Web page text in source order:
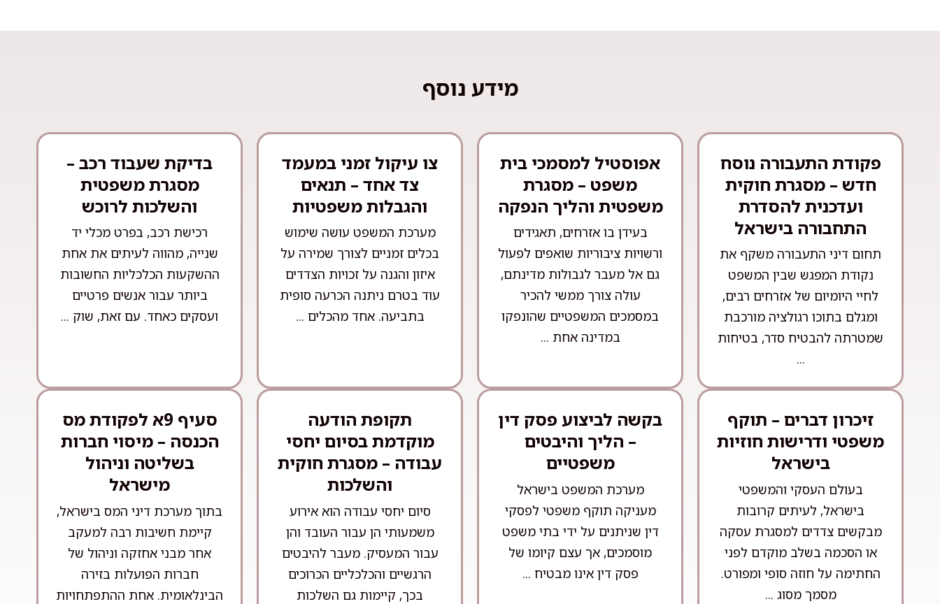
מידע נוסף
פקודת התעבורה נוסח
חדש – מסגרת חוקית
ועדכנית להסדרת
התחבורה בישראל
תחום דיני התעבורה משקף את
נקודת המפגש שבין המשפט
לחיי היומיום של אזרחים רבים,
ומגלם בתוכו רגולציה מורכבת
שמטרתה להבטיח סדר, בטיחות
...
אפוסטיל למסמכי בית
משפט – מסגרת
משפטית והליך הנפקה
בעידן בו אזרחים, תאגידים
ורשויות ציבוריות שואפים לפעול
גם אל מעבר לגבולות מדינתם,
עולה צורך ממשי להכיר
במסמכים המשפטיים שהונפקו
במדינה אחת ...
צו עיקול זמני במעמד
צד אחד – תנאים
והגבלות משפטיות
מערכת המשפט עושה שימוש
בכלים זמניים לצורך שמירה על
איזון והגנה על זכויות הצדדים
עוד בטרם ניתנה הכרעה סופית
בתביעה. אחד מהכלים ...
בדיקת שעבוד רכב –
מסגרת משפטית
והשלכות לרוכש
רכישת רכב, בפרט מכלי יד
שנייה, מהווה לעיתים את אחת
ההשקעות הכלכליות החשובות
ביותר עבור אנשים פרטיים
ועסקים כאחד. עם זאת, שוק ...
זיכרון דברים – תוקף
משפטי ודרישות חוזיות
בישראל
בעולם העסקי והמשפטי
בישראל, לעיתים קרובות
מבקשים צדדים למסגרת עסקה
או הסכמה בשלב מוקדם לפני
החתימה על חוזה סופי ומפורט.
מסמך מסוג ...
בקשה לביצוע פסק דין
– הליך והיבטים
משפטיים
מערכת המשפט בישראל
מעניקה תוקף משפטי לפסקי
דין שניתנים על ידי בתי משפט
מוסמכים, אך עצם קיומו של
פסק דין אינו מבטיח ...
תקופת הודעה
מוקדמת בסיום יחסי
עבודה – מסגרת חוקית
והשלכות
סיום יחסי עבודה הוא אירוע
משמעותי הן עבור העובד והן
עבור המעסיק. מעבר להיבטים
הרגשיים והכלכליים הכרוכים
בכך, קיימות גם השלכות
סעיף 9א לפקודת מס
הכנסה – מיסוי חברות
בשליטה וניהול
מישראל
בתוך מערכת דיני המס בישראל,
קיימת חשיבות רבה למעקב
אחר מבני אחזקה וניהול של
חברות הפועלות בזירה
הבינלאומית. אחת ההתפתחויות